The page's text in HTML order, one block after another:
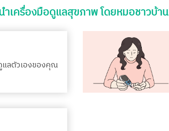
ำเครื่องมือดูแลสุขภาพ โดยหมอชาวบ้าน
แลตัวเองของคุณ